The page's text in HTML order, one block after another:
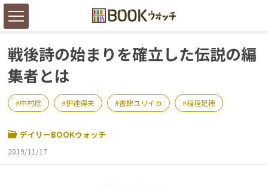
戦後詩の始まりを確立した伝説の編
集者とは
中村稔 伊達得夫 書肆ユリイカ 稲垣足穂
デイリーBOOKウォッチ
2019/11/17